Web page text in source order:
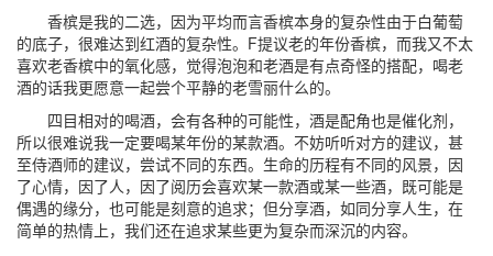
香槟是我的二选，因为平均而言香槟本身的复杂性由于白葡萄
的底子，很难达到红酒的复杂性。F提议老的年份香槟，而我又不太
喜欢老香槟中的氧化感，觉得泡泡和老酒是有点奇怪的搭配，喝老
酒的话我更愿意一起尝个平静的老雪丽什么的。
四目相对的喝酒，会有各种的可能性，酒是配角也是催化剂，
所以很难说我一定要喝某年份的某款酒。不妨听听对方的建议，甚
至侍酒师的建议，尝试不同的东西。生命的历程有不同的风景，因
了心情，因了人，因了阅历会喜欢某一款酒或某一些酒，既可能是
偶遇的缘分，也可能是刻意的追求；但分享酒，如同分享人生，在
简单的热情上，我们还在追求某些更为复杂而深沉的内容。